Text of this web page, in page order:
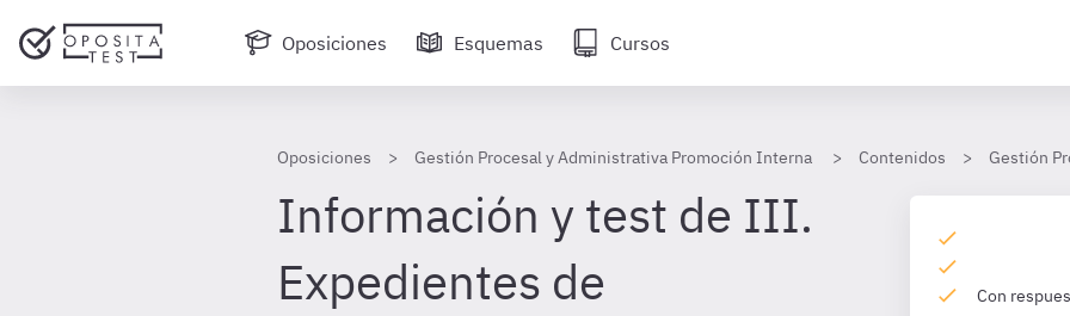
Oposiciones Esquemas Cursos
Oposiciones Gestión Procesal y Administrativa Promoción Interna Contenidos Gestión
Información y test de III.
Expedientes de
Con